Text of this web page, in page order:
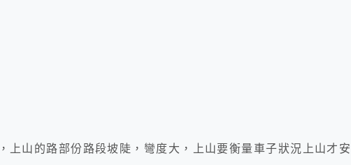
上山的路部份路段坡陡，彎度大，上山要衡量車子狀況上山才安